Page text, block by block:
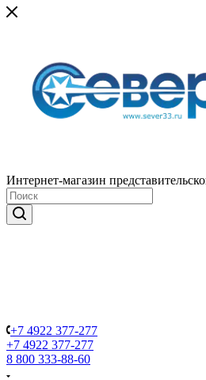
Интернет-магазин
+7 4922 377-277
+7 4922 377-277
8 800 333-88-60